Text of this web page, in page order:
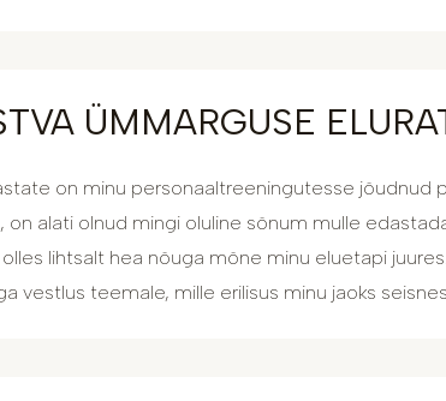
ÜMMARGUSE
on minu personaaltreeningutesse jõudnud
on alati olnud mingi oluline sõnum mulle
olles lihtsalt hea nõuga mõne minu eluetapi
vestlus teemale, mille erilisus minu jaoks